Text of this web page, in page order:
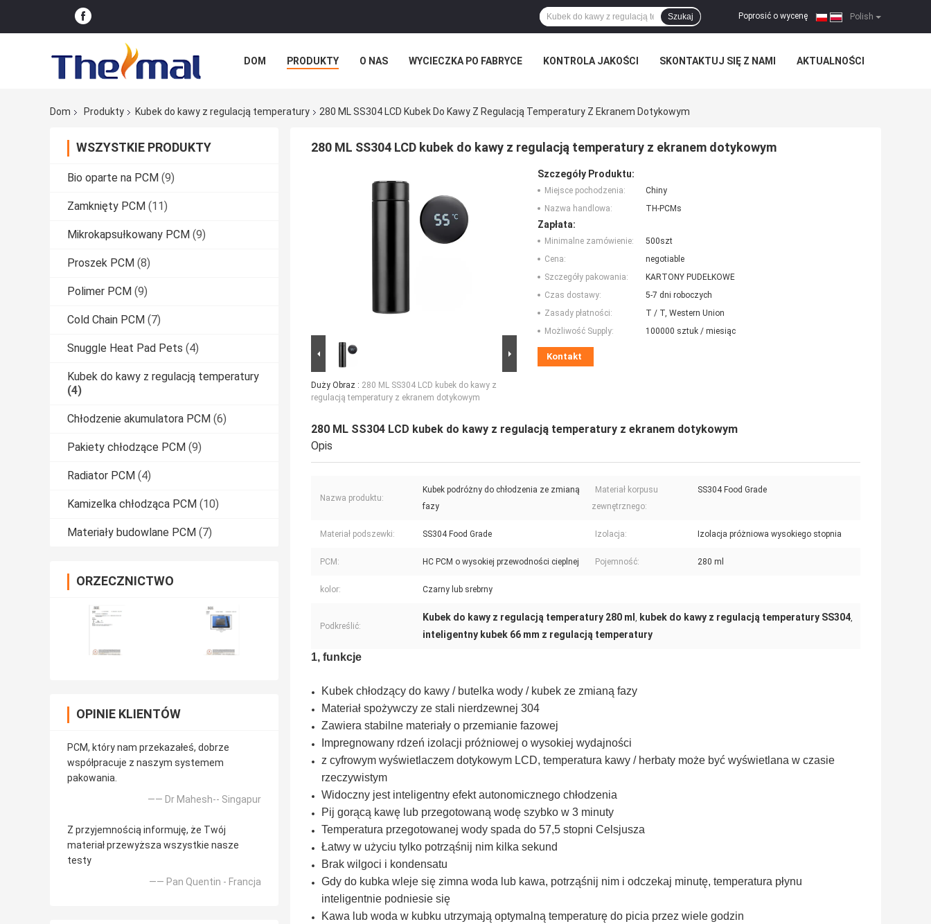
Polish
Poprosić o wycenę |
Szukaj
DOM PRODUKTY O NAS WYCIECZKA PO FABRYCE KONTROLA JAKOŚCI SKONTAKTUJ SIĘ Z NAMI AKTUALNOŚCI
Dom
Produkty Kubek do kawy z regulacją temperatury 280 ML SS304 LCD Kubek Do Kawy Z Regulacją Temperatury Z Ekranem Dotykowym
WSZYSTKIE PRODUKTY
Bio oparte na PCM (9)
Zamknięty PCM (11)
Mikrokapsułkowany PCM (9)
Proszek PCM (8)
Polimer PCM (9)
Cold Chain PCM (7)
Snuggle Heat Pad Pets (4)
Kubek do kawy z regulacją temperatury
(4)
Chłodzenie akumulatora PCM (6)
Pakiety chłodzące PCM (9)
Radiator PCM (4)
Kamizelka chłodząca PCM (10)
Materiały budowlane PCM (7)
ORZECZNICTWO
OPINIE KLIENTÓW
PCM, który nam przekazałeś, dobrze
współpracuje z naszym systemem
pakowania.
—— Dr Mahesh-- Singapur
Z przyjemnością informuję, że Twój
materiał przewyższa wszystkie nasze
testy
—— Pan Quentin - Francja
280 ML SS304 LCD kubek do kawy z regulacją temperatury z ekranem dotykowym
Duży Obraz : 280 ML SS304 LCD kubek do kawy z
regulacją temperatury z ekranem dotykowym
Szczegóły Produktu:
Miejsce pochodzenia:
Chiny
Nazwa handlowa:
TH-PCMs
Zapłata:
Minimalne zamówienie:
500szt
Cena:
negotiable
Szczegóły pakowania:
KARTONY PUDEŁKOWE
Czas dostawy:
5-7 dni roboczych
Zasady płatności:
T / T, Western Union
Możliwość Supply:
100000 sztuk / miesiąc
Kontakt
280 ML SS304 LCD kubek do kawy z regulacją temperatury z ekranem dotykowym
Opis
Nazwa produktu:
Kubek podróżny do chłodzenia ze zmianą
fazy
Materiał korpusu
zewnętrznego:
SS304 Food Grade
Materiał podszewki: SS304 Food Grade Izolacja: Izolacja próżniowa wysokiego stopnia
PCM: HC PCM o wysokiej przewodności cieplnej Pojemność: 280 ml
kolor: Czarny lub srebrny
Podkreślić:
Kubek do kawy z regulacją temperatury 280 ml , kubek do kawy z regulacją temperatury SS304,
inteligentny kubek 66 mm z regulacją temperatury
1, funkcje
Kubek chłodzący do kawy / butelka wody / kubek ze zmianą fazy
Materiał spożywczy ze stali nierdzewnej 304
Zawiera stabilne materiały o przemianie fazowej
Impregnowany rdzeń izolacji próżniowej o wysokiej wydajności
z cyfrowym wyświetlaczem dotykowym LCD, temperatura kawy / herbaty może być wyświetlana w czasie
rzeczywistym
Widoczny jest inteligentny efekt autonomicznego chłodzenia
Pij gorącą kawę lub przegotowaną wodę szybko w 3 minuty
Temperatura przegotowanej wody spada do 57,5 ​​stopni Celsjusza
Łatwy w użyciu tylko potrząśnij nim kilka sekund
Brak wilgoci i kondensatu
Gdy do kubka wleje się zimna woda lub kawa, potrząśnij nim i odczekaj minutę, temperatura płynu
inteligentnie podniesie się
Kawa lub woda w kubku utrzymają optymalną temperaturę do picia przez wiele godzin